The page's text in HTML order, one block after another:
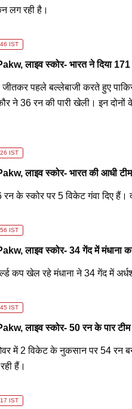
लग रही है।
IST
लाइव स्कोर- भारत ने दिया 171
जीतकर पहले बल्लेबाजी करते हुए
ने 36 रन की पारी खेली। इन
IST
लाइव स्कोर- भारत की आधी
रन के स्कोर पर 5 विकेट गंवा दिए
IST
लाइव स्कोर- 34 गेंद में मंधाना
कप खेल रहे मंधाना ने 34 गेंद में
IST
लाइव स्कोर- 50 रन के पार टीम
में 2 विकेट के नुकसान पर 54 रन
हैं।
IST